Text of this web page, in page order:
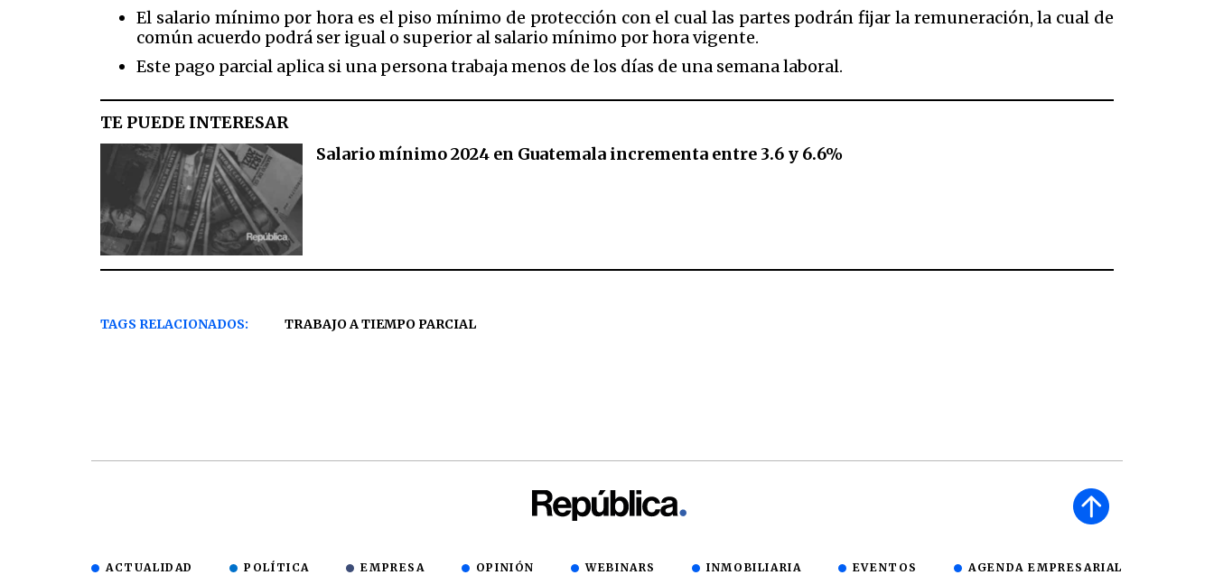
El salario mínimo por hora es el piso mínimo de protección con el cual las partes podrán fijar la remuneración, la cual de
común acuerdo podrá ser igual o superior al salario mínimo por hora vigente.
Este pago parcial aplica si una persona trabaja menos de los días de una semana laboral.
TE PUEDE INTERESAR
Salario mínimo 2024 en Guatemala incrementa entre 3.6 y 6.6%
TAGS RELACIONADOS: TRABAJO A TIEMPO PARCIAL
ACTUALIDAD POLÍTICA EMPRESA OPINIÓN WEBINARS INMOBILIARIA EVENTOS AGENDA EMPRESARIAL